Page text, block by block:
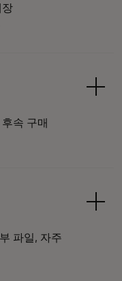
장
속 구매
파일, 자주